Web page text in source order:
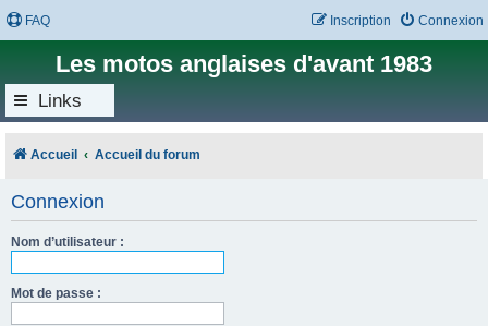
FAQ Connexion
Inscription
Les motos anglaises d'avant 1983
Links
Accueil Accueil du forum
Connexion
Nom d’utilisateur :
Mot de passe :